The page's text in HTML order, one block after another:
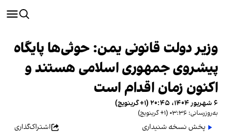
وزیر دولت قانونی یمن: حوثی‌ها پایگاه
پیشروی جمهوری اسلامی هستند و
اکنون زمان اقدام است
۶ شهریور ۱۴۰۴، ۲۰:۴۵ (‎+۱ گرینویچ)
به‌روزرسانی: ۰۳:۳۶ (‎+۱ گرینویچ)
پخش نسخه شنیداری اشتراک‌گذاری